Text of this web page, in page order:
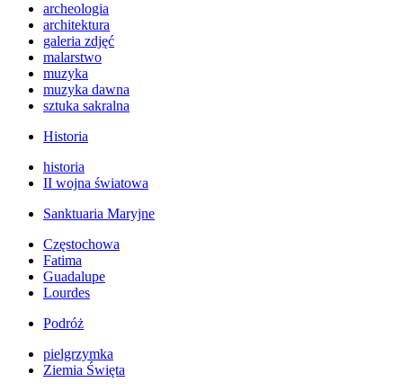
archeologia
architektura
galeria zdjęć
malarstwo
muzyka
muzyka dawna
sztuka sakralna
Historia
historia
II wojna światowa
Sanktuaria Maryjne
Częstochowa
Fatima
Guadalupe
Lourdes
Podróż
pielgrzymka
Ziemia Święta